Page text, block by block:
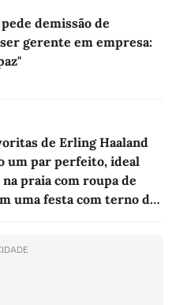
demissão de
gerente em empresa:
de Erling Haaland
um par perfeito, ideal
praia com roupa de
uma festa com terno de